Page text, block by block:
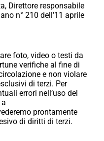
Direttore responsabile
n° 210 dell’11 aprile
foto, video o testi da
verifiche al fine di
e non violare
di terzi. Per
errori nell’uso del
prontamente
di diritti di terzi.